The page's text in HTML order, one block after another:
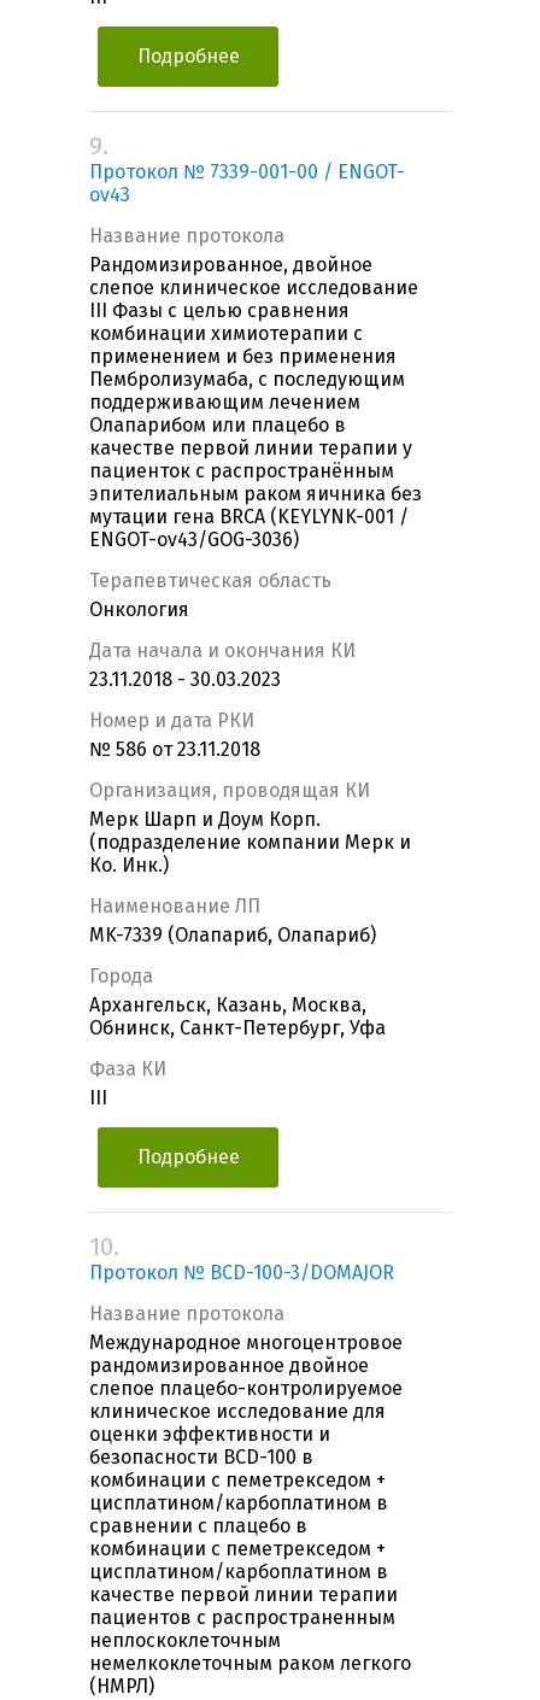
Подробнее
9.
Протокол № 7339-001-00 / ENGOT-
ov43
Название протокола
Рандомизированное, двойное
слепое клиническое исследование
III Фазы с целью сравнения
комбинации химиотерапии c
применением и без применения
Пембролизумаба, с последующим
поддерживающим лечением
Олапарибом или плацебо в
качестве первой линии терапии у
пациенток с распространённым
эпителиальным раком яичника без
мутации гена BRCA (KEYLYNK-001 /
ENGOT-ov43/GOG-3036)
Терапевтическая область
Онкология
Дата начала и окончания КИ
23.11.2018 - 30.03.2023
Номер и дата РКИ
№ 586 от 23.11.2018
Организация, проводящая КИ
Мерк Шарп и Доум Корп.
(подразделение компании Мерк и
Ко. Инк.)
Наименование ЛП
MK-7339 (Олапариб, Олапариб)
Города
Архангельск, Казань, Москва,
Обнинск, Санкт-Петербург, Уфа
Фаза КИ
Подробнее
10.
Протокол № BCD-100-3/DOMAJOR
Название протокола
Международное многоцентровое
рандомизированное двойное
слепое плацебо-контролируемое
клиническое исследование для
оценки эффективности и
безопасности BCD-100 в
комбинации с пеметрекседом +
цисплатином/карбоплатином в
сравнении с плацебо в
комбинации с пеметрекседом +
цисплатином/карбоплатином в
качестве первой линии терапии
пациентов c распространенным
неплоскоклеточным
немелкоклеточным раком легкого
(НМРЛ)